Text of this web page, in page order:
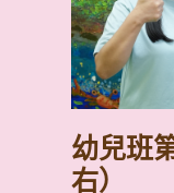
幼兒班
右）